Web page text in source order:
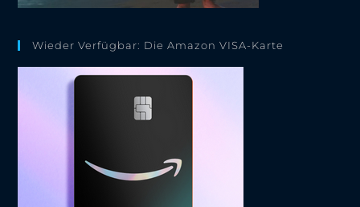
Wieder Verfügbar: Die Amazon VISA-Karte